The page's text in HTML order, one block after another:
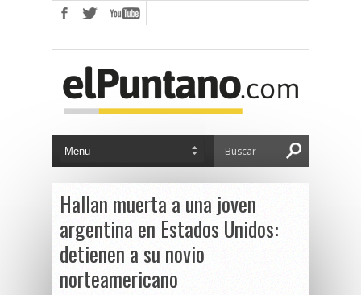
Hallan muerta a una joven
argentina en Estados Unidos:
detienen a su novio
norteamericano